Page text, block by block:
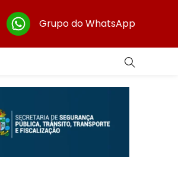
Grupo do WhatsApp